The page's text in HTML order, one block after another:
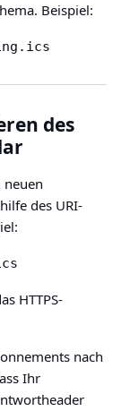
Beispiel:
des
des URI-
HTTPS-
nach
Ihr